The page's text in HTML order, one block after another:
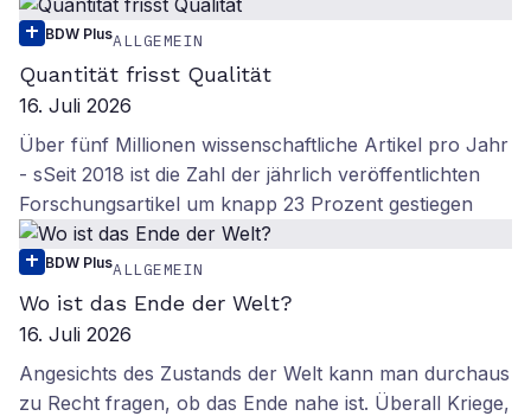
BDW PlusALLGEMEIN
Quantität frisst Qualität
16. Juli 2026
Über fünf Millionen wissenschaftliche Artikel pro Jahr
- sSeit 2018 ist die Zahl der jährlich veröffentlichten
Forschungsartikel um knapp 23 Prozent gestiegen
BDW PlusALLGEMEIN
Wo ist das Ende der Welt?
16. Juli 2026
Angesichts des Zustands der Welt kann man durchaus
zu Recht fragen, ob das Ende nahe ist. Überall Kriege,